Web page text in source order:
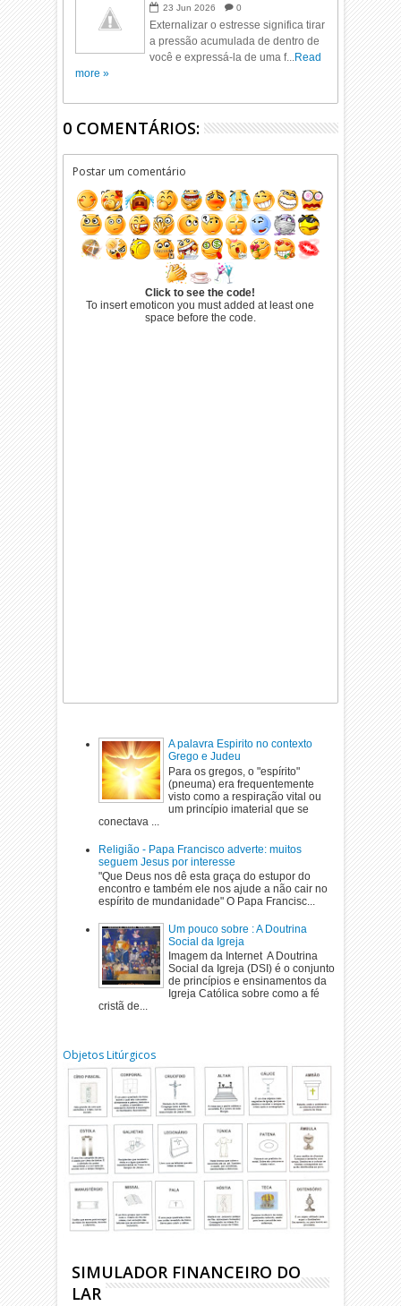
23 Jun 2026 0
Externalizar o estresse significa tirar
a pressão acumulada de dentro de
você e expressá-la de uma f...Read
more »
0 COMENTÁRIOS:
Postar um comentário
Click to see the code!
To insert emoticon you must added at least one
space before the code.
A palavra Espirito no contexto
Grego e Judeu
Para os gregos, o "espírito"
(pneuma) era frequentemente
visto como a respiração vital ou
um princípio imaterial que se
conectava ...
Religião - Papa Francisco adverte: muitos
seguem Jesus por interesse
"Que Deus nos dê esta graça do estupor do
encontro e também ele nos ajude a não cair no
espírito de mundanidade" O Papa Francisc...
Um pouco sobre : A Doutrina
Social da Igreja
Imagem da Internet A Doutrina
Social da Igreja (DSI) é o conjunto
de princípios e ensinamentos da
Igreja Católica sobre como a fé
cristã de...
Objetos Litúrgicos
SIMULADOR FINANCEIRO DO
LAR